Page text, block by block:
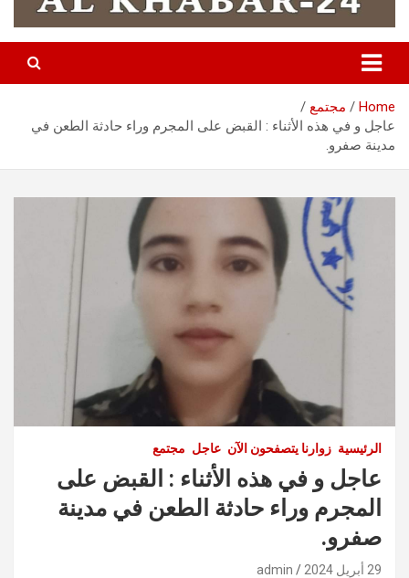
Home
مجتمع
عاجل و في هذه الأثناء : القبض على المجرم وراء حادثة الطعن في
مدينة صفرو.
الرئيسية زوارنا يتصفحون الآن عاجل مجتمع
عاجل و في هذه الأثناء : القبض على
المجرم وراء حادثة الطعن في مدينة
صفرو.
29 أبريل 2024 admin